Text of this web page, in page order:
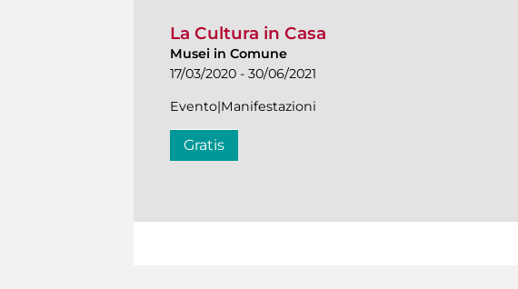
La Cultura in Casa
Musei in Comune
17/03/2020 - 30/06/2021
Evento|Manifestazioni
Gratis